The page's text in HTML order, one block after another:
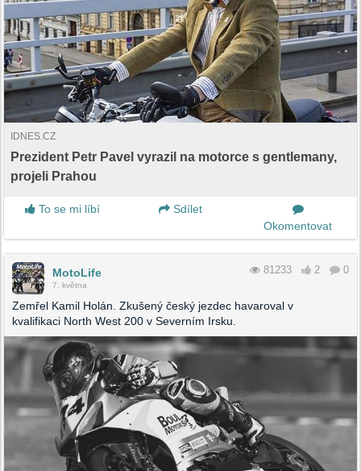
IDNES.CZ
Prezident Petr Pavel vyrazil na motorce s gentlemany,
projeli Prahou
To se mi líbí
Sdílet
Okomentovat
MotoLife
7. května
81233 2 0
Zemřel Kamil Holán. Zkušený český jezdec havaroval v
kvalifikaci North West 200 v Severním Irsku.